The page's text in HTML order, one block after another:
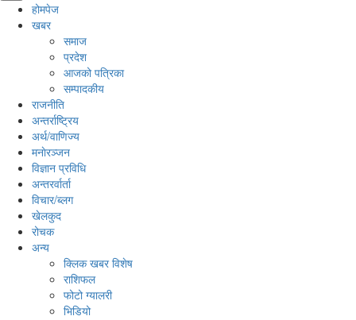
होमपेज
खबर
समाज
प्रदेश
आजको पत्रिका
सम्पादकीय
राजनीति
अन्तर्राष्ट्रिय
अर्थ/वाणिज्य
मनाेरञ्जन
विज्ञान प्रविधि
अन्तरर्वार्ता
विचार/ब्लग
खेलकुद
रोचक
अन्य
क्लिक खबर विशेष
राशिफल
फोटो ग्यालरी
भिडियो